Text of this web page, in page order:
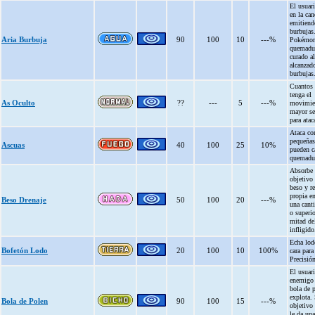
Aria Burbuja 90 100 10 ---%
El
en la
curado
burbujas.
As Oculto ?? --- 5 ---%
Cuantos
tenga el
mayor
para
Ascuas 40 100 25 10%
Ataca
pueden
Beso Drenaje 50 100 20 ---%
objetivo
beso y
propia
una
o
mitad
Bofetón Lodo 20 100 10 100%
Echa
cara
Bola de Polen 90 100 15 ---%
El
bola de
explota.
objetivo